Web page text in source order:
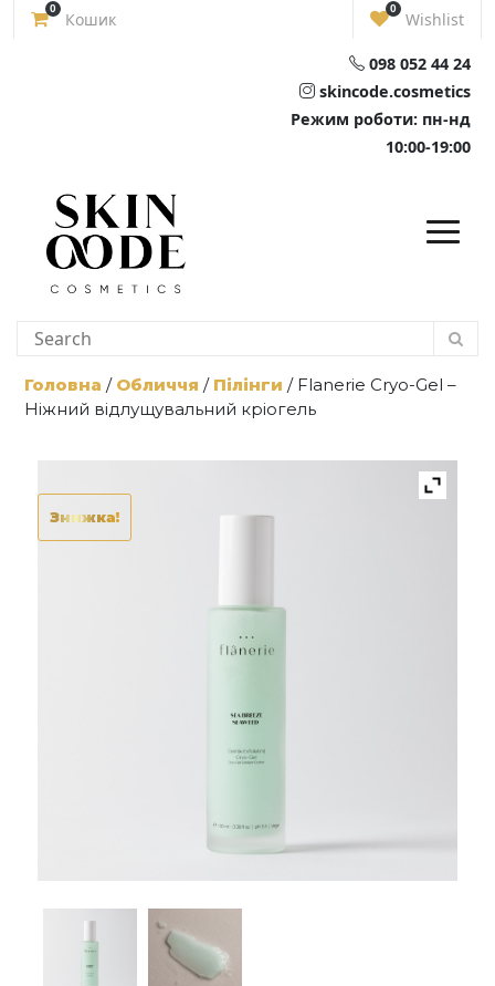
Skip
0
Кошик
0
Wishlist
098 052 44 24
skincode.cosmetics
Режим роботи: пн-нд
10:00-19:00
Головна / Обличчя / Пілінги / Flanerie Cryo-Gel –
Ніжний відлущувальний кріогель
Знижка!